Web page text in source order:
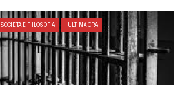
SOCIETÁ E FIILOSOFIA ULTIMA ORA